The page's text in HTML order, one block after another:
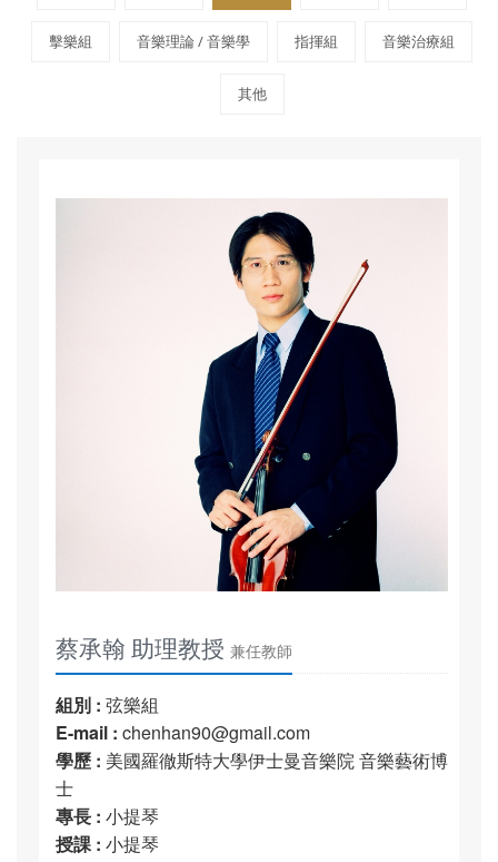
擊樂組 音樂理論 / 音樂學 指揮組 音樂治療組
其他
蔡承翰 助理教授 兼任教師
組別 : 弦樂組
E-mail : chenhan90@gmail.com
學歷 : 美國羅徹斯特大學伊士曼音樂院 音樂藝術博
士
專長 : 小提琴
授課 : 小提琴